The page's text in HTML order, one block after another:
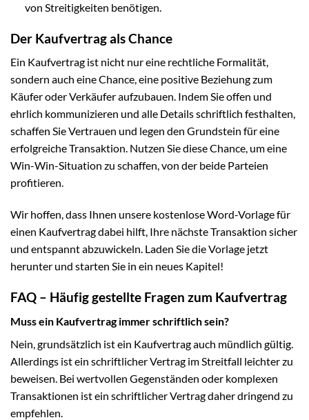
von Streitigkeiten benötigen.
Der Kaufvertrag als Chance
Ein Kaufvertrag ist nicht nur eine rechtliche Formalität,
sondern auch eine Chance, eine positive Beziehung zum
Käufer oder Verkäufer aufzubauen. Indem Sie offen und
ehrlich kommunizieren und alle Details schriftlich festhalten,
schaffen Sie Vertrauen und legen den Grundstein für eine
erfolgreiche Transaktion. Nutzen Sie diese Chance, um eine
Win-Win-Situation zu schaffen, von der beide Parteien
profitieren.
Wir hoffen, dass Ihnen unsere kostenlose Word-Vorlage für
einen Kaufvertrag dabei hilft, Ihre nächste Transaktion sicher
und entspannt abzuwickeln. Laden Sie die Vorlage jetzt
herunter und starten Sie in ein neues Kapitel!
FAQ – Häufig gestellte Fragen zum Kaufvertrag
Muss ein Kaufvertrag immer schriftlich sein?
Nein, grundsätzlich ist ein Kaufvertrag auch mündlich gültig.
Allerdings ist ein schriftlicher Vertrag im Streitfall leichter zu
beweisen. Bei wertvollen Gegenständen oder komplexen
Transaktionen ist ein schriftlicher Vertrag daher dringend zu
empfehlen.